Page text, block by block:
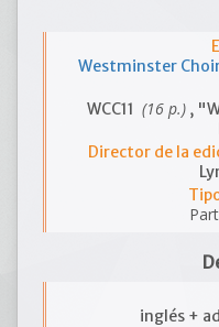
Westminster
WCC11 (16 p.) ,
Director de la
inglés +